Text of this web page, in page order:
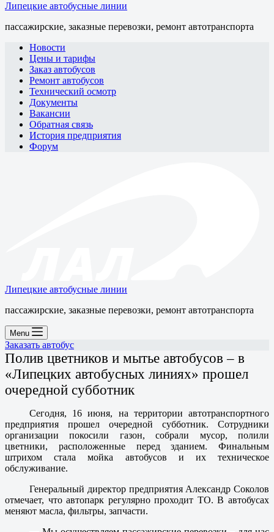
Липецкие автобусные линии
пассажирские, заказные перевозки, ремонт автотранспорта
Новости
Цены и тарифы
Заказ автобусов
Ремонт автобусов
Технический осмотр
Документы
Вакансии
Обратная связь
История предприятия
Форум
Липецкие автобусные линии
пассажирские, заказные перевозки, ремонт автотранспорта
Menu
Заказать автобус
Полив цветников и мытье автобусов – в
«Липецких автобусных линиях» прошел
очередной субботник
Сегодня, 16 июня, на территории автотранспортного
предприятия прошел очередной субботник. Сотрудники
организации покосили газон, собрали мусор, полили
цветники, расположенные перед зданием. Финальным
штрихом стала мойка автобусов и их техническое
обслуживание.
Генеральный директор предприятия Александр Соколов
отмечает, что автопарк регулярно проходит ТО. В автобусах
меняют масла, фильтры, запчасти.